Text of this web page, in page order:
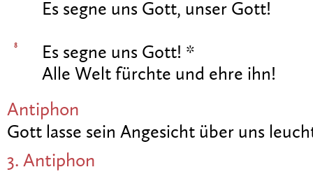
Es segne uns Gott, unser Gott!
8
Es segne uns Gott! *
Alle Welt fürchte und ehre ihn!
Antiphon
Gott lasse sein Angesicht über uns
3. Antiphon